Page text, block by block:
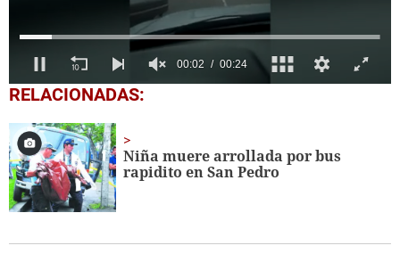
0
seconds
24
seconds
RELACIONADAS:
Niña muere arrollada por bus
rapidito en San Pedro